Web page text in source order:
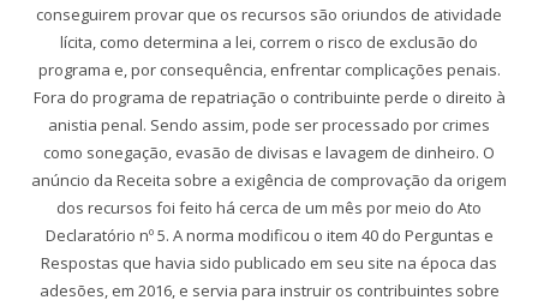
conseguirem provar que os recursos são oriundos de atividade
lícita, como determina a lei, correm o risco de exclusão do
programa e, por consequência, enfrentar complicações penais.
Fora do programa de repatriação o contribuinte perde o direito à
anistia penal. Sendo assim, pode ser processado por crimes
como sonegação, evasão de divisas e lavagem de dinheiro. O
anúncio da Receita sobre a exigência de comprovação da origem
dos recursos foi feito há cerca de um mês por meio do Ato
Declaratório nº 5. A norma modificou o item 40 do Perguntas e
Respostas que havia sido publicado em seu site na época das
adesões, em 2016, e servia para instruir os contribuintes sobre